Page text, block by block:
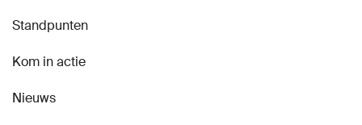
Standpunten
Kom in actie
Nieuws